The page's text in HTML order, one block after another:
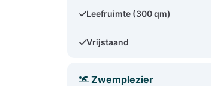
Leefruimte (300 qm)
Vrijstaand
Zwemplezier